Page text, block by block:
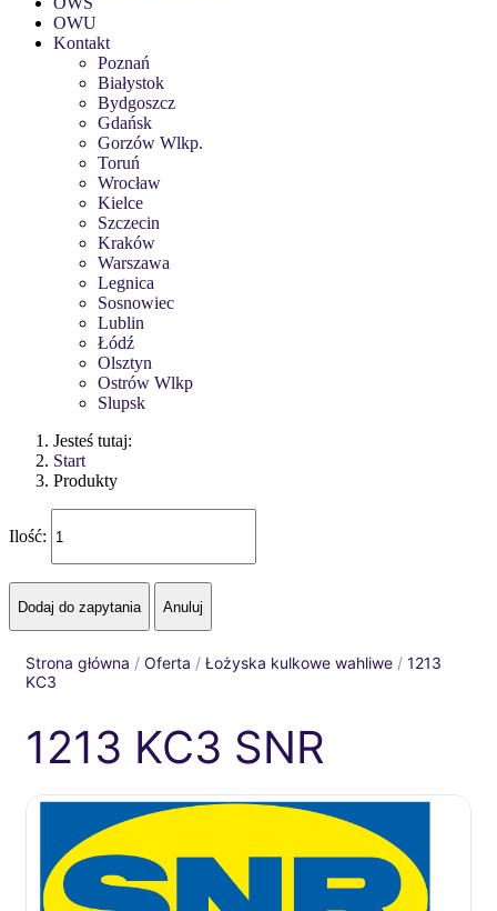
OWU
Kontakt
Poznań
Białystok
Bydgoszcz
Gdańsk
Gorzów Wlkp.
Toruń
Wrocław
Kielce
Szczecin
Kraków
Warszawa
Legnica
Sosnowiec
Lublin
Łódź
Olsztyn
Ostrów Wlkp
Slupsk
Jesteś tutaj:
Start
Produkty
Ilość:
Strona główna / Oferta / Łożyska kulkowe wahliwe / 1213
KC3
1213 KC3 SNR